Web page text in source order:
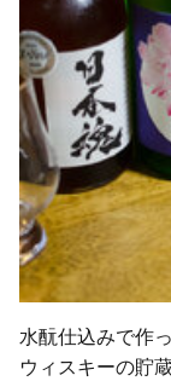
水酛仕込みで作
ウィスキーの貯